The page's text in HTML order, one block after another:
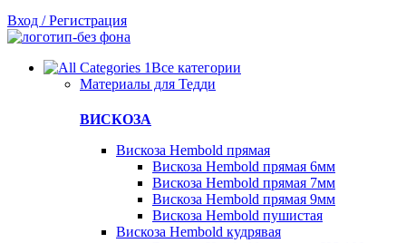
Вход / Регистрация
Все категории
Материалы для Тедди
ВИСКОЗА
Вискоза Hembold прямая
Вискоза Hembold прямая 6мм
Вискоза Hembold прямая 7мм
Вискоза Hembold прямая 9мм
Вискоза Hembold пушистая
Вискоза Hembold кудрявая